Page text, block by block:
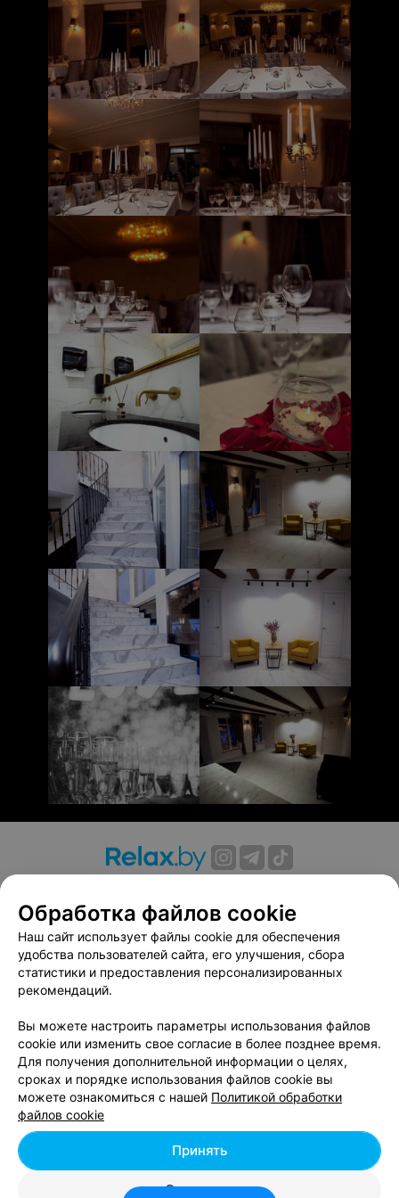
Вакансии
Публичный договор
Способы оплаты
Публичный договор по использованию сервиса
«Афиша»
Пользовательское соглашение
Связаться по вопросам сотрудничества
Написать руководителю relax.by
Персональные настройки cookie
Обработка персональных данных
© 2026 ООО «Артокс Лаб», УНП 191700409, регистрирующий орган -
Минский горисполком| 220012, Республика Беларусь, г. Минск,
Обработка файлов cookie
Наш сайт использует файлы cookie для обеспечения
удобства пользователей сайта, его улучшения, сбора
статистики и предоставления персонализированных
рекомендаций.
Вы можете настроить параметры использования файлов
cookie или изменить свое согласие в более позднее время.
Для получения дополнительной информации о целях,
сроках и порядке использования файлов cookie вы
можете ознакомиться с нашей Политикой обработки
файлов cookie
Отклонить
Принять